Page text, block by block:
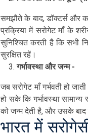
समझौते के बाद, डॉक्टर्स और
प्रक्रिया में सरोगेट माँ के
सुनिश्चित करती है कि सभी
सुरक्षित रहें।
गर्भावस्था और जन्म -
जब सरोगेट माँ गर्भवती हो
हो सके कि गर्भावस्था
को जन्म देती है, और उसके बाद
भारत में